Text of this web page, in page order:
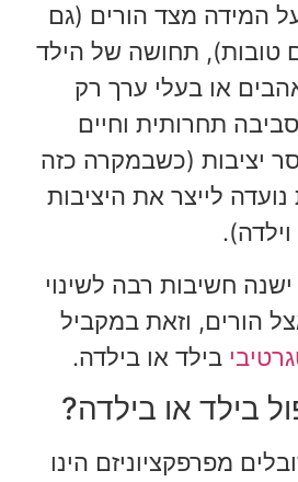
המידה מצד הורים (גם
טובות), תחושה של הילד
או בעלי ערך רק
תחרותית וחיים
יציבות (כשבמקרה כזה
לייצר את היציבות
חשיבות רבה לשינוי
הורים, וזאת במקביל
בילד או בילדה.
בילד או בילדה?
מפרפקציוניזם הינו